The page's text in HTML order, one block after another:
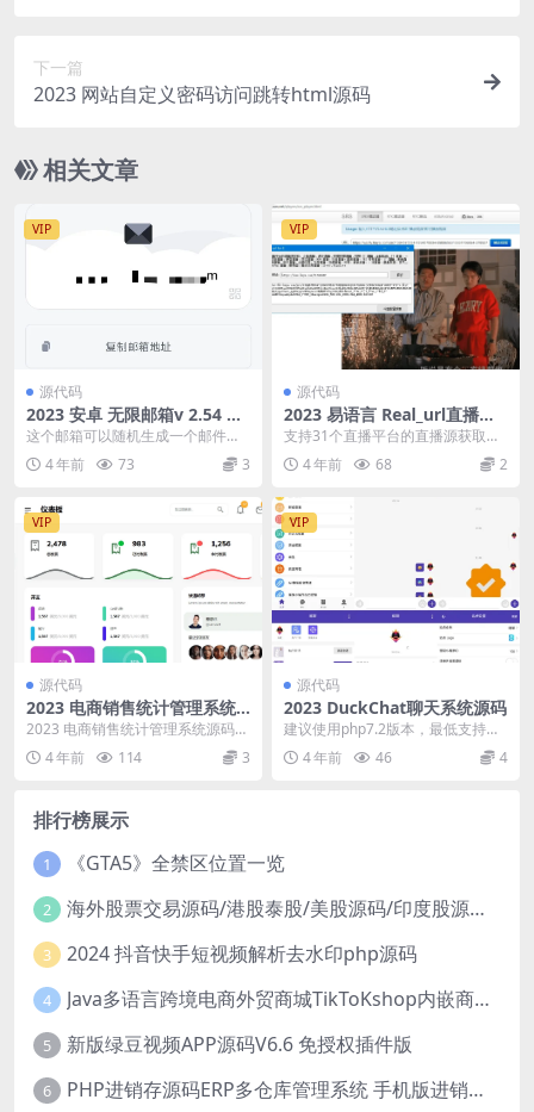
下一篇
2023 网站自定义密码访问跳转html源码
相关文章
VIP
源代码
2023 安卓 无限邮箱v 2.54 汉
化版
这个邮箱可以随机生成一个邮件地
址方便临时注册一些东西，软件原
版纯英文，软件已经汉...
4 年前 73 3
VIP
源代码
2023 易语言 Real_url直播源
获取工具源码
支持31个直播平台的直播源获取，
直播流地址有使用时效(一直播放不
影响),失效时需...
4 年前 68 2
VIP
源代码
2023 电商销售统计管理系统
源码
2023 电商销售统计管理系统源码
全是单页 非常好看
4 年前 114 3
VIP
源代码
2023 DuckChat聊天系统源码
建议使用php7.2版本，最低支持版
本为php5.6，我没研究明白，这东
西可以不...
4 年前 46 4
排行榜展示
1 《GTA5》全禁区位置一览
2 海外股票交易源码/港股泰股/美股源码/印度股源码/马拉西亚股票源码/国际股票配资
3 2024 抖音快手短视频解析去水印php源码
4 Java多语言跨境电商外贸商城TikToKshop内嵌商城I商家入驻I一键铺
5 新版绿豆视频APP源码V6.6 免授权插件版
6 PHP进销存源码ERP多仓库管理系统 手机版进销存 php网络版进销存小程序